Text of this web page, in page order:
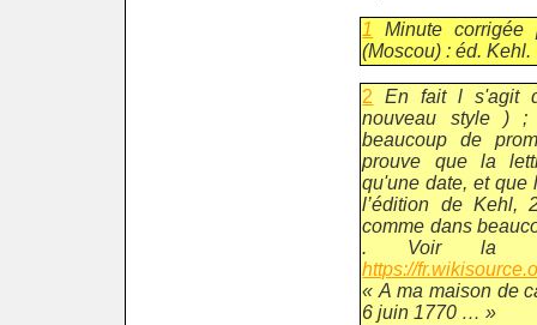
1 Minute corrigée
(Moscou) : éd. Kehl.
2 En fait l s'agit
nouveau style ) ;
beaucoup de
prouve que la
qu'une date, et que
l’édition de Kehl,
comme dans
. Voir la
https://
« A ma maison de
6 juin 1770 … »